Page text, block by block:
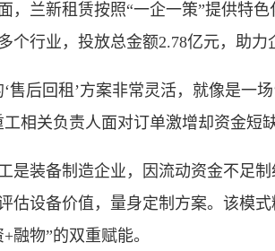
兰新租赁按照“一企一策”提供特色
个行业，投放总金额2.78亿元，助
后回租’方案非常灵活，就像是一场
相关负责人面对订单激增却资金短
装备制造企业，因流动资金不足制
估设备价值，量身定制方案。该模
融物”的双重赋能。